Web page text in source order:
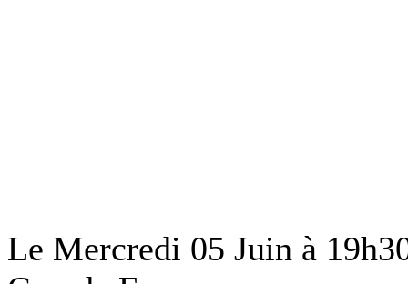
Le Mercredi 05 Juin à